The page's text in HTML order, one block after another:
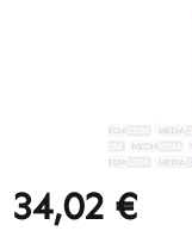
Regulärer Preis:
34,02 €